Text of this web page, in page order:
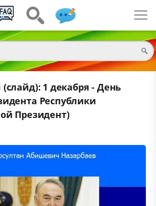
1 декабря - День
Республики
Президент)